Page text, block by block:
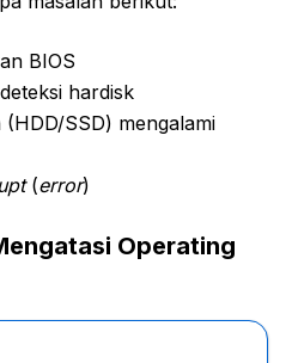
BIOS
hardisk
SSD) mengalami
(error)
Operating